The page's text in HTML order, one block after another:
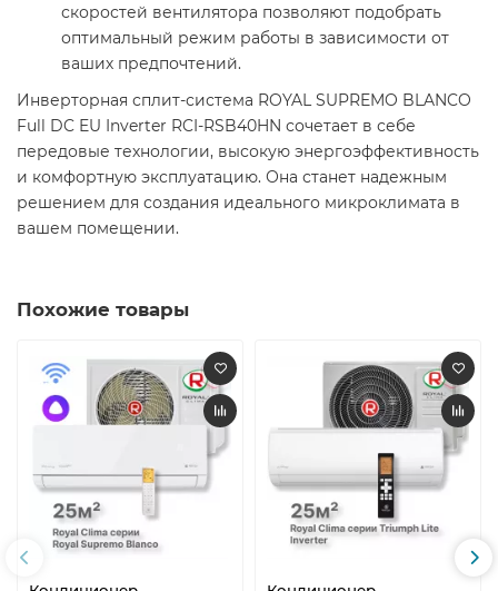
скоростей вентилятора позволяют подобрать
оптимальный режим работы в зависимости от
ваших предпочтений. ​
Инверторная сплит-система ROYAL SUPREMO BLANCO
Full DC EU Inverter RCI-RSB40HN сочетает в себе
передовые технологии, высокую энергоэффективность
и комфортную эксплуатацию. Она станет надежным
решением для создания идеального микроклимата в
вашем помещении.​
Похожие товары